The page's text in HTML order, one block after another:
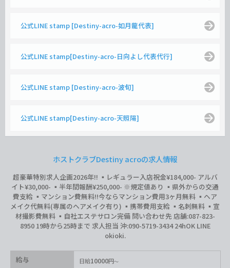
公式LINE stamp [Destiny-acro-如月龍代表]
公式LINE stamp[Destiny-acro-日向よし代表代行]
公式LINE stamp [Destiny-acro-波旬]
公式LINE stamp[Destiny-acro-天照陽]
ホストクラブDestiny acroの求人情報
超豪華特別求人企画2026年‼︎ ▪️レギュラー入店祝金¥184,000- アルバ
イト¥30,000- ▪️半年間報酬¥250,000- ※規定値あり ▪️県外からの交通
費支給 ▪️マンション費無料‼︎今ならマンション費用3ヶ月無料 ▪️ヘア
メイク代無料(専属のヘアメイク有り) ▪️携帯費用支給 ▪️名刺無料 ▪️宣
材撮影費無料 ▪️自社エステサロン完備 問い合わせ先 店舗:087-823-
8950 19時から25時まで 求人担当 沖:090-5719-3434 24hOK LINE
okioki.
給与 日給10000円